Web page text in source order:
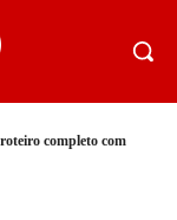
completo com